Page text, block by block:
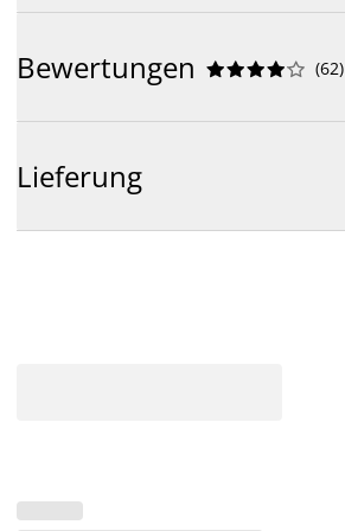
Bewertungen 




 (62)
Lieferung